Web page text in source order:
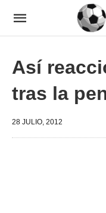
Así
tras la
28 JULIO, 2012